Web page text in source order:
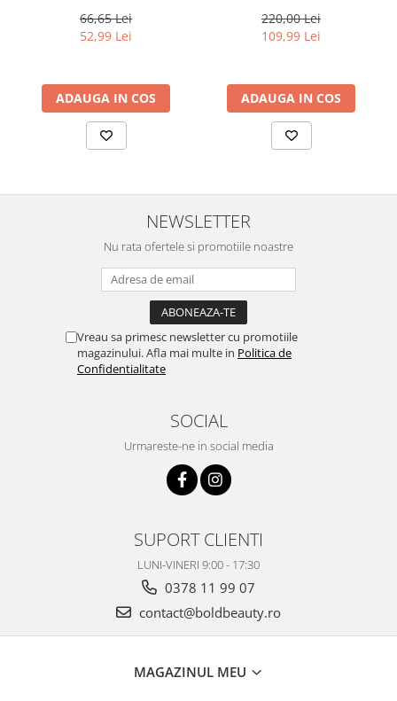
Touch of Grey, 40 g
66,65 Lei
52,99 Lei
ADAUGA IN COS
Milk Shake Integrity &
Strength Nourishing
220,00 Lei
109,99 Lei
ADAUGA IN COS
NEWSLETTER
Nu rata ofertele si promotiile noastre
Vreau sa primesc newsletter cu promotiile
magazinului. Afla mai multe in Politica de
Confidentialitate
SOCIAL
Urmareste-ne in social media
SUPORT CLIENTI
LUNI-VINERI 9:00 - 17:30
0378 11 99 07
contact@boldbeauty.ro
MAGAZINUL MEU